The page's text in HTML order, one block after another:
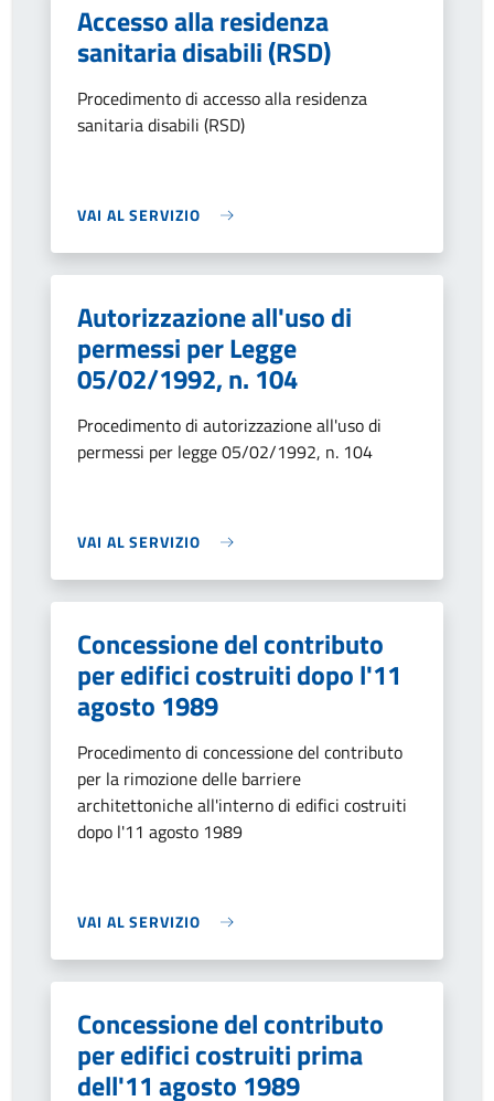
Accesso alla residenza
sanitaria disabili (RSD)
Procedimento di accesso alla residenza
sanitaria disabili (RSD)
VAI AL SERVIZIO
Autorizzazione all'uso di
permessi per Legge
05/02/1992, n. 104
Procedimento di autorizzazione all'uso di
permessi per legge 05/02/1992, n. 104
VAI AL SERVIZIO
Concessione del contributo
per edifici costruiti dopo l'11
agosto 1989
Procedimento di concessione del contributo
per la rimozione delle barriere
architettoniche all'interno di edifici costruiti
dopo l'11 agosto 1989
VAI AL SERVIZIO
Concessione del contributo
per edifici costruiti prima
dell'11 agosto 1989